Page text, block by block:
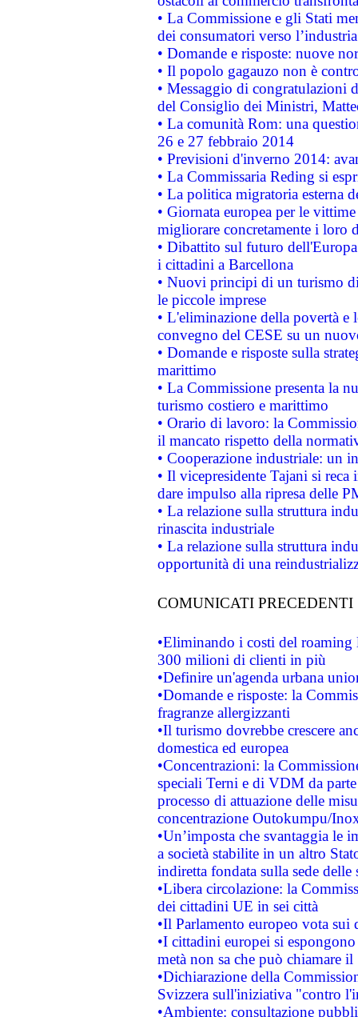
• La Commissione e gli Stati
dei consumatori verso
• Domande e risposte: nuove
• Il popolo gagauzo non è
• Messaggio di congratulazioni
del Consiglio dei Ministri,
• La comunità Rom: una
26 e 27 febbraio 2014
• Previsioni d'inverno 2014:
• La Commissaria Reding si
• La politica migratoria esterna
• Giornata europea per le
migliorare concretamente i loro
• Dibattito sul futuro
i cittadini a Barcellona
• Nuovi principi di un turismo
le piccole imprese
• L'eliminazione della povertà
convegno del CESE su un
• Domande e risposte sulla
marittimo
• La Commissione presenta la
turismo costiero e marittimo
• Orario di lavoro: la
il mancato rispetto della
• Cooperazione industriale: un
• Il vicepresidente Tajani si
dare impulso alla ripresa delle
• La relazione sulla struttura
rinascita industriale
• La relazione sulla struttura
opportunità di una
COMUNICATI PRECEDENTI
•Eliminando i costi del roaming
300 milioni di clienti in più
•Definire un'agenda urbana
•Domande e risposte: la
fragranze allergizzanti
•Il turismo dovrebbe crescere
domestica ed europea
•Concentrazioni: la
speciali Terni e di VDM da
processo di attuazione delle
concentrazione Outokumpu/
•Un’imposta che svantaggia le
a società stabilite in un altro
indiretta fondata sulla sede delle
•Libera circolazione: la
dei cittadini UE in sei città
•Il Parlamento europeo vota sui
•I cittadini europei si
metà non sa che può chiamare
•Dichiarazione della
Svizzera sull'iniziativa "contro
•Ambiente: consultazione